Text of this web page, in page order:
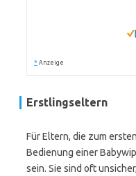
* Anzeige
Erstlingseltern
Für Eltern, die zum
Bedienung einer
sein. Sie sind oft